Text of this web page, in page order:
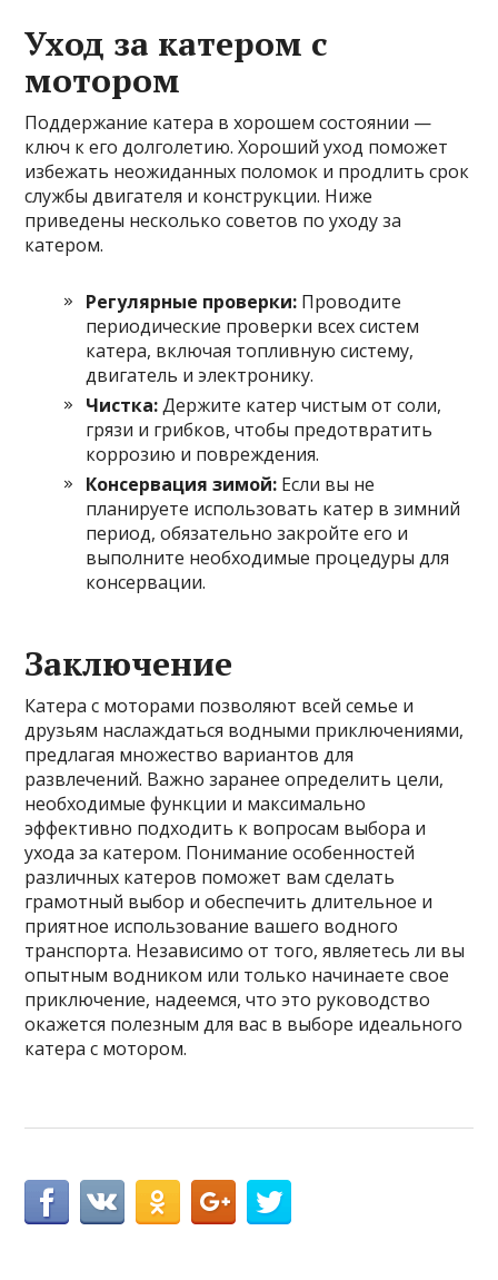
Уход за катером с
мотором
Поддержание катера в хорошем состоянии —
ключ к его долголетию. Хороший уход поможет
избежать неожиданных поломок и продлить срок
службы двигателя и конструкции. Ниже
приведены несколько советов по уходу за
катером.
Регулярные проверки: Проводите
периодические проверки всех систем
катера, включая топливную систему,
двигатель и электронику.
Чистка:Держите катер чистым от соли,
грязи и грибков, чтобы предотвратить
коррозию и повреждения.
Консервация зимой: Если вы не
планируете использовать катер в зимний
период, обязательно закройте его и
выполните необходимые процедуры для
консервации.
Заключение
Катера с моторами позволяют всей семье и
друзьям наслаждаться водными приключениями,
предлагая множество вариантов для
развлечений. Важно заранее определить цели,
необходимые функции и максимально
эффективно подходить к вопросам выбора и
ухода за катером. Понимание особенностей
различных катеров поможет вам сделать
грамотный выбор и обеспечить длительное и
приятное использование вашего водного
транспорта. Независимо от того, являетесь ли вы
опытным водником или только начинаете свое
приключение, надеемся, что это руководство
окажется полезным для вас в выборе идеального
катера с мотором.